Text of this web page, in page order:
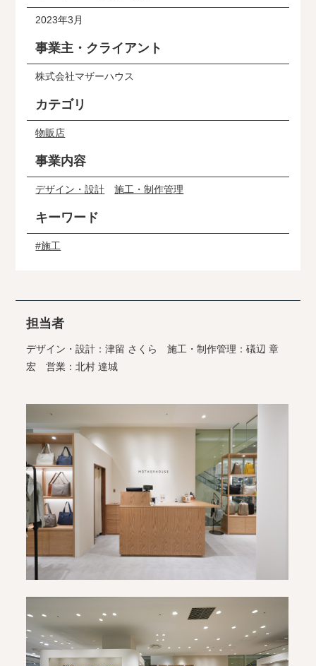
2023年3月
事業主・クライアント
株式会社マザーハウス
カテゴリ
物販店
事業内容
デザイン・設計 施工・制作管理
キーワード
#施工
担当者
デザイン・設計：津留 さくら 施工・制作管理：礒辺 章
宏 営業：北村 達城